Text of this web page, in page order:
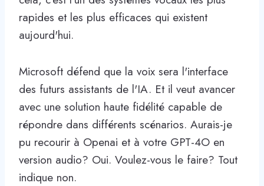
rapides et les plus efficaces qui existent
aujourd'hui.
Microsoft défend que la voix sera l'interface
des futurs assistants de l'IA. Et il veut avancer
avec une solution haute fidélité capable de
répondre dans différents scénarios. Aurais-je
pu recourir à Openai et à votre GPT-4O en
version audio? Oui. Voulez-vous le faire? Tout
indique non.